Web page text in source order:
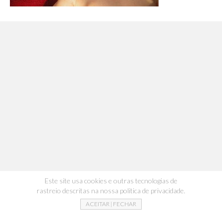
Este site usa cookies e outras tecnologias de
rastreio descritas na nossa politica de privacidade.
ACEITAR | FECHAR